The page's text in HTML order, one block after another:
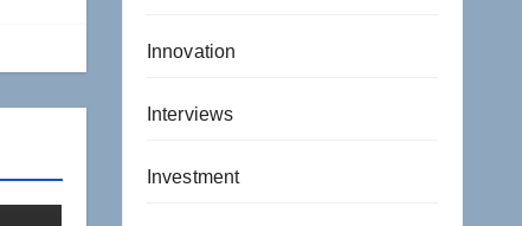
Innovation
Interviews
Investment